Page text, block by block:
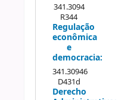
341.3094
R344
Regulação
econômica
e
democracia:
341.30946
D431d
Derecho